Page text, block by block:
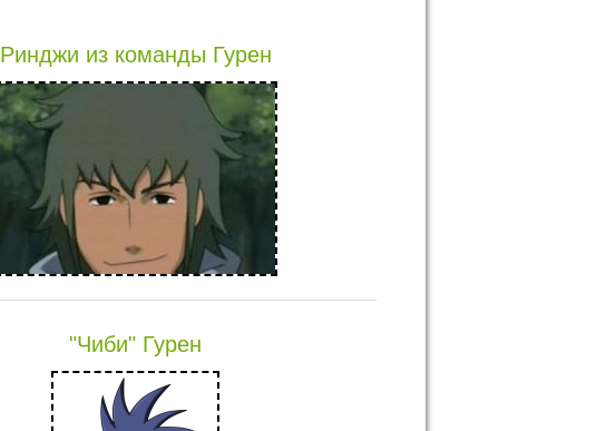
Ринджи из команды Гурен
"Чиби" Гурен